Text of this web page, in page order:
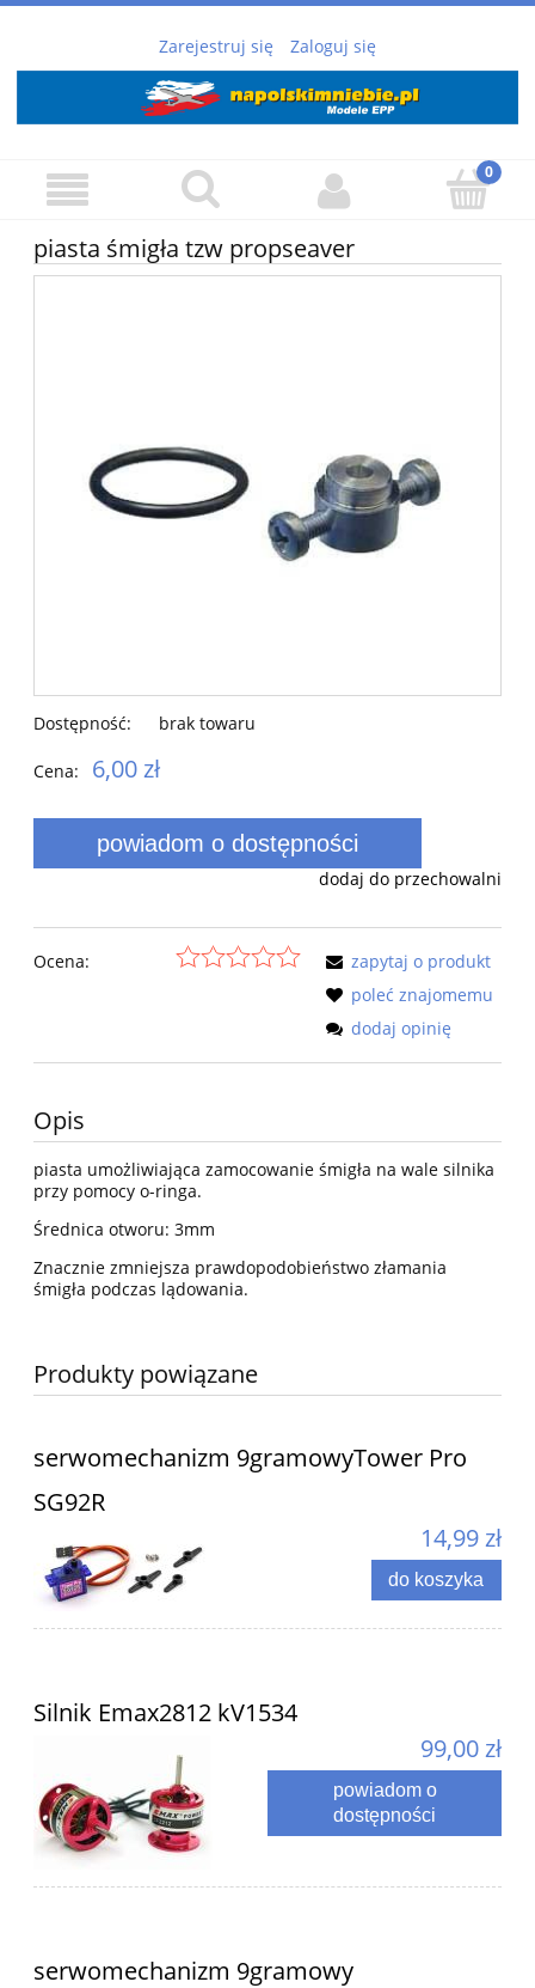
Zarejestruj się Zaloguj się
piasta śmigła tzw propseaver
Dostępność: brak towaru
Cena: 6,00 zł
powiadom o dostępności
dodaj do przechowalni
Ocena:
zapytaj o produkt
poleć znajomemu
dodaj opinię
Opis
piasta umożliwiająca zamocowanie śmigła na wale silnika
przy pomocy o-ringa.
Średnica otworu: 3mm
Znacznie zmniejsza prawdopodobieństwo złamania
śmigła podczas lądowania.
Produkty powiązane
serwomechanizm 9gramowyTower Pro
SG92R
14,99 zł
do koszyka
Silnik Emax2812 kV1534
99,00 zł
powiadom o
dostępności
serwomechanizm 9gramowy